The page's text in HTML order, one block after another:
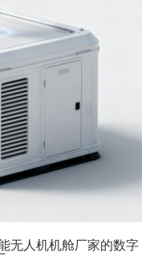
无人机机舱厂家的数字